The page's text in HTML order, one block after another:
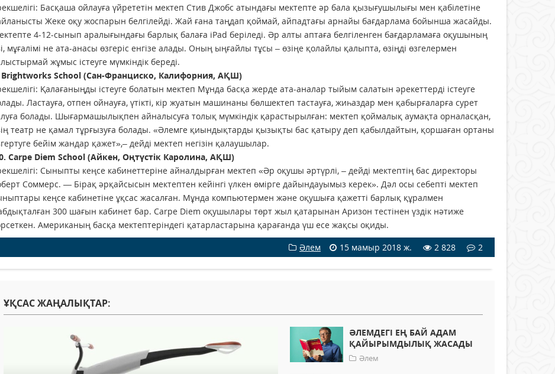
Басқаша ойлауға үйрететін мектеп Стив Джобс атындағы мектепте әр бала қызығушылығы мен қабілетіне
Жеке оқу жоспарын белгілейді. Жай ғана таңдап қоймай, айпадтағы арнайы бағдарлама бойынша жасайды.
4-12-сынып аралығындағы барлық балаға iPad беріледі. Әр алты аптаға белгіленген бағдарламаға оқушының
мұғалімі не ата-анасы өзгеріс енгізе алады. Оның ыңғайлы тұсы – өзіңе қолайлы қалыпта, өзіңді өзгелермен
жұмыс істеуге мүмкіндік береді.
Brightworks School (Сан-Франциско, Калифорния, АҚШ)
Қалағаныңды істеуге болатын мектеп Мұнда басқа жерде ата-аналар тыйым салатын әрекеттерді істеуге
Ластауға, отпен ойнауға, үтікті, кір жуатын машинаны бөлшектеп тастауға, жиһаздар мен қабырғаларға сурет
болады. Шығармашылықпен айналысуға толық мүмкіндік қарастырылған: мектеп қоймалық аумақта орналасқан,
театр не қамал тұрғызуға болады. «Әлемге қиындықтарды қызықты бас қатыру деп қабылдайтын, қоршаған ортаны
бейім жандар қажет»,– дейді мектеп негізін қалаушылар.
Carpe Diem School (Айкен, Оңтүстік Каролина, АҚШ)
Сыныпты кеңсе кабинеттеріне айналдырған мектеп «Әр оқушы әртүрлі, – дейді мектептің бас директоры
Соммерс. — Бірақ әрқайсысын мектептен кейінгі үлкен өмірге дайындауымыз керек». Дәл осы себепті мектеп
кеңсе кабинетіне ұқсас жасалған. Мұнда компьютермен және оқушыға қажетті барлық құралмен
300 шағын кабинет бар. Carpe Diem оқушылары төрт жыл қатарынан Аризон тестінен үздік нәтиже
Американың басқа мектептеріндегі қатарластарына қарағанда үш есе жақсы оқиды.
Әлем
15 мамыр 2018 ж. 2 828 2
ҰҚСАС ЖАҢАЛЫҚТАР:
ӘЛЕМДЕГІ ЕҢ БАЙ АДАМ
ҚАЙЫРЫМДЫЛЫҚ ЖАСАДЫ
Әлем